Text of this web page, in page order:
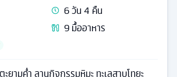
6วัน4 คืน
9มื้ออาหาร
ะยามค่ำ ลานกิจกรรมหิมะ ทะเลสาบโทยะ